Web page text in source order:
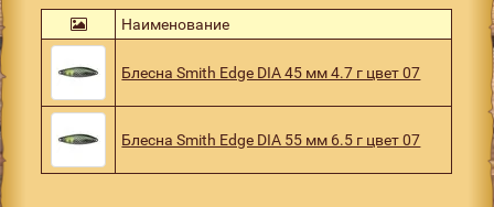
Наименование
Блесна Smith Edge DIA 45 мм 4.7 г цвет 07
Блесна Smith Edge DIA 55 мм 6.5 г цвет 07